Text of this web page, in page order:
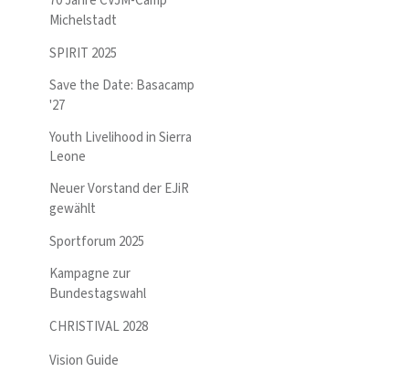
Michelstadt
SPIRIT 2025
Save the Date: Basacamp
'27
Youth Livelihood in Sierra
Leone
Neuer Vorstand der EJiR
gewählt
Sportforum 2025
Kampagne zur
Bundestagswahl
CHRISTIVAL 2028
Vision Guide